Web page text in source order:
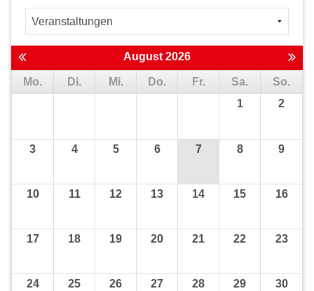
August 2026
Mo. Di. Mi. Do. Fr. Sa.
So.
1
2
3 4 5 6 7 8 9
10 11 12 13 14 15 16
17 18 19 20 21 22 23
24 25 26 27 28 29 30